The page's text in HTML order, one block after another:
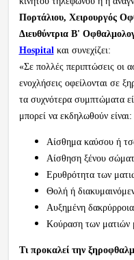
Πορτάλιου, Χειρουργός
Διευθύντρια Β'
Hospital και συνεχίζει:
«Σε πολλές περιπτώσεις οι
ενοχλήσεις οφείλονται σε
τα συχνότερα συμπτώματα
μπορεί να εκδηλωθούν είναι:
Αίσθημα καύσου ή
Αίσθηση ξένου
Ερυθρότητα των
Θολή ή
Αυξημένη
Κούραση των ματιών
Τι προκαλεί την